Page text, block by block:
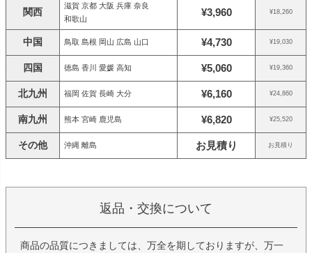
関西
滋賀 京都 大阪 兵庫 奈良
和歌山
¥3,960 ¥18,260
中国 鳥取 島根 岡山 広島 山口 ¥4,730 ¥19,030
四国 徳島 香川 愛媛 高知 ¥5,060 ¥19,360
北九州 福岡 佐賀 長崎 大分 ¥6,160 ¥24,860
南九州 熊本 宮崎 鹿児島 ¥6,820 ¥25,520
その他 沖縄 離島 お見積り お見積り
返品・交換について
商品の品質につきましては、万全を期しておりますが、万一